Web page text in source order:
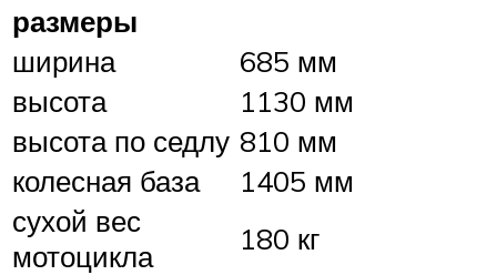
размеры
ширина
685 мм
высота
1130 мм
высота по седлу 810 мм
колесная база
1405 мм
сухой вес
мотоцикла
180 кг